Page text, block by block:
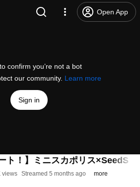
Open App
confirm you’re not a bot
our community. Learn more
Sign in
ト！】ミニスカポリス×SeedS
views Streamed 5 months ago more